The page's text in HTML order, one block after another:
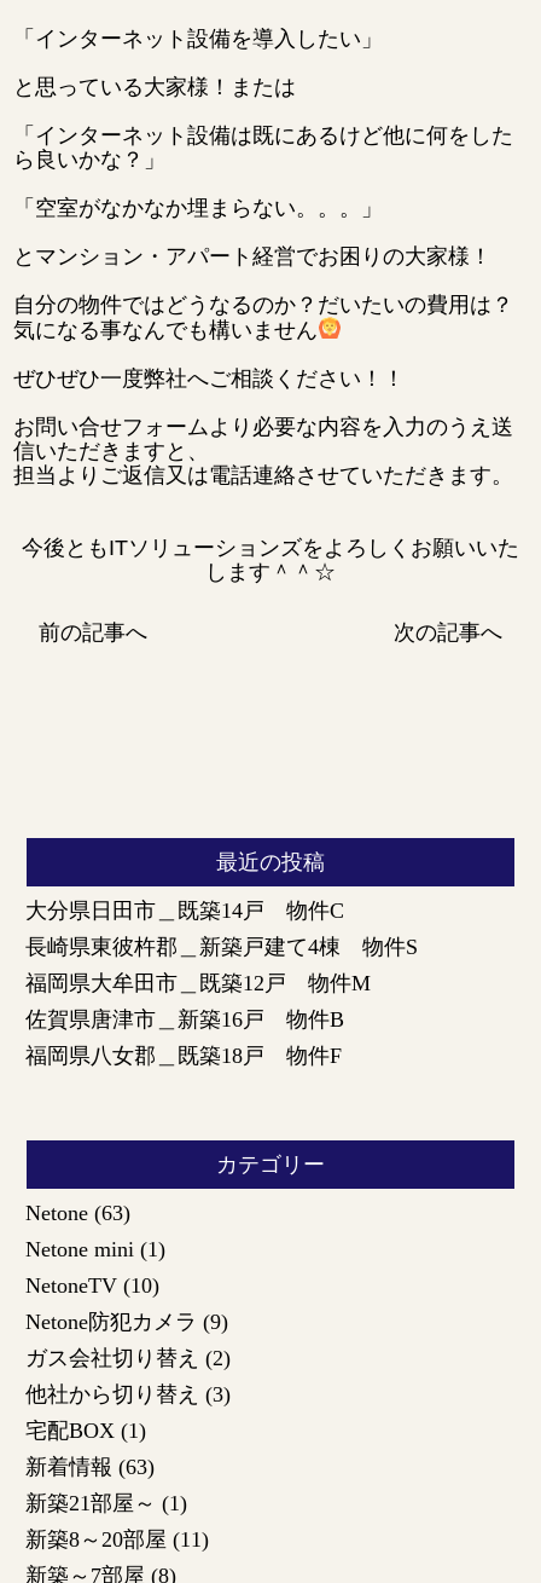
「インターネット設備を導入したい」
と思っている大家様！または
「インターネット設備は既にあるけど他に何をした
ら良いかな？」
「空室がなかなか埋まらない。。。」
とマンション・アパート経営でお困りの大家様！
自分の物件ではどうなるのか？だいたいの費用は？
気になる事なんでも構いません
ぜひぜひ一度弊社へご相談ください！！
お問い合せフォームより必要な内容を入力のうえ送
信いただきますと、
担当よりご返信又は電話連絡させていただきます。
今後ともITソリューションズをよろしくお願いいた
します＾＾☆
前の記事へ 次の記事へ
最近の投稿
大分県日田市＿既築14戸 物件C
長崎県東彼杵郡＿新築戸建て4棟 物件S
福岡県大牟田市＿既築12戸 物件M
佐賀県唐津市＿新築16戸 物件B
福岡県八女郡＿既築18戸 物件F
カテゴリー
Netone (63)
Netone mini (1)
NetoneTV (10)
Netone防犯カメラ (9)
ガス会社切り替え (2)
他社から切り替え (3)
宅配BOX (1)
新着情報 (63)
新築21部屋～ (1)
新築8～20部屋 (11)
新築～7部屋 (8)